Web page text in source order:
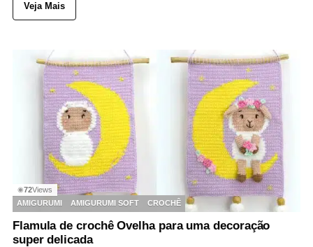
Veja Mais
◉72Views
AMIGURUMI
AMIGURUMI SOFT CROCHÊ
Flamula de crochê Ovelha para uma decoração
super delicada